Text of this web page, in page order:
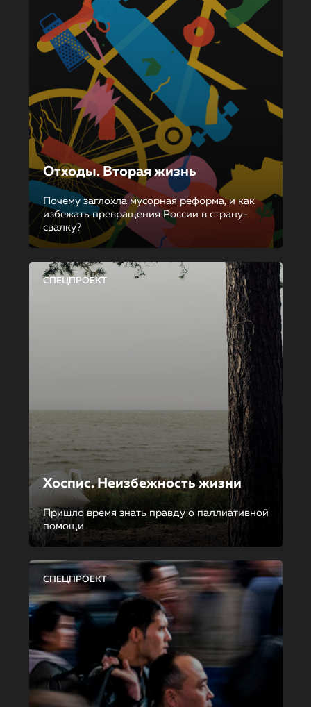
Отходы. Вторая жизнь
Почему заглохла мусорная реформа, и как
избежать превращения России в страну-
свалку?
СПЕЦПРОЕКТ
Хоспис. Неизбежность жизни
Пришло время знать правду о паллиативной
помощи
СПЕЦПРОЕКТ